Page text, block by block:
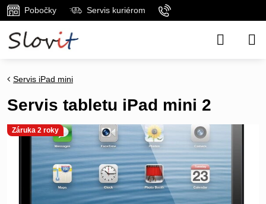
Pobočky Servis kuriérom
Záruka 2 roky
Servis iPad mini
Servis tabletu iPad mini 2